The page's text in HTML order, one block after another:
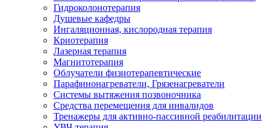
Гидроколонотерапия
Душевые кафедры
Ингаляционная, кислородная терапия
Криотерапия
Лазерная терапия
Магнитотерапия
Облучатели физиотерапевтические
Парафинонагреватели, Грязенагреватели
Системы вытяжения позвоночника
Средства перемещения для инвалидов
Тренажеры для активно-пассивной реабилитации